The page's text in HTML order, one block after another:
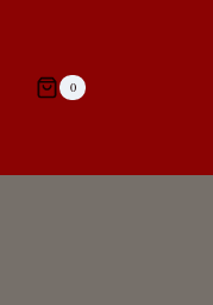
springen0